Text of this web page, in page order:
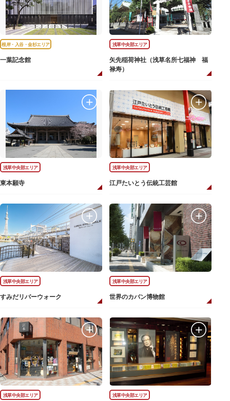
根岸・入谷・金杉エリア
一葉記念館
浅草中央部エリア
矢先稲荷神社（浅草名所七福神 福
禄寿）
浅草中央部エリア
東本願寺
浅草中央部エリア
江戸たいとう伝統工芸館
浅草中央部エリア
すみだリバーウォーク
浅草中央部エリア
世界のカバン博物館
浅草中央部エリア 浅草中央部エリア